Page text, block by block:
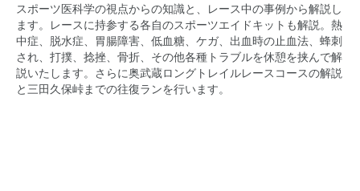
スポーツ医科学の視点からの知識と、レース中の事例から解説し
ます。レースに持参する各自のスポーツエイドキットも解説。熱
中症、脱水症、胃腸障害、低血糖、ケガ、出血時の止血法、蜂刺
され、打撲、捻挫、骨折、その他各種トラブルを休憩を挟んで解
説いたします。さらに奥武蔵ロングトレイルレースコースの解説
と三田久保峠までの往復ランを行います。